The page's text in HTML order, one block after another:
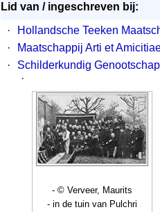
Lid van / ingeschreven bij:
·
Hollandsche Teeken
·
Maatschappij Arti et
·
Schilderkundig
·
- © Verveer, Maurits
- in de tuin van Pulchri